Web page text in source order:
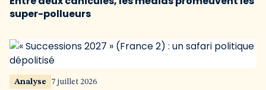
super-pollueurs
Analyse 7 juillet 2026